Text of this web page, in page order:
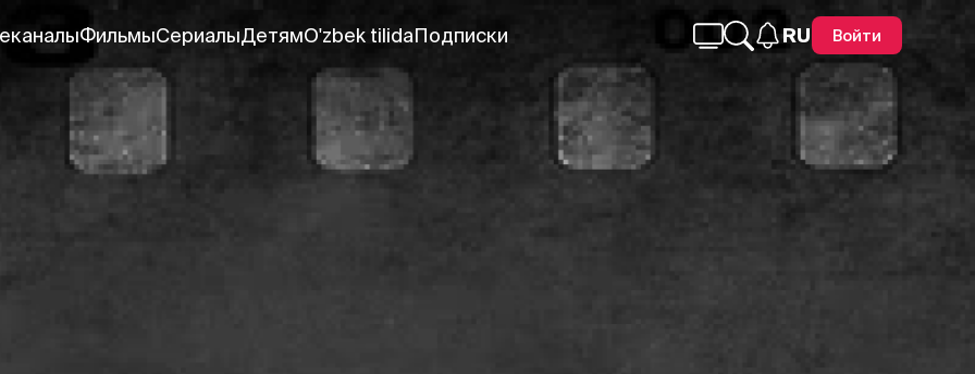
ФильмыСериалыДетямO'zbek tilidaПодписки RU Войти